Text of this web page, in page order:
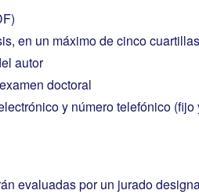
en un máximo de cinco cuartillas
autor
doctoral
y número telefónico
evaluadas por un jurado